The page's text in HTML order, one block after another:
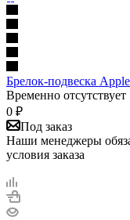
Брелок-подвеска
Временно отсутствует
0 ₽
Под заказ
Наши менеджеры
условия заказа